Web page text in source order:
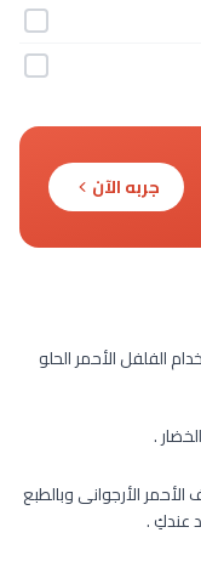
جربه الآن
الفلفل الأحمر الحلو
.
الأرجوانى وبالطبع
عندكِ .